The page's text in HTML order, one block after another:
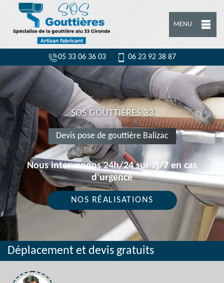
MENU
05 33 06 36 03 06 23 92 38 87
SOS GOUTTIÈRES 33
Devis pose de gouttière Balizac
Nous intervenons 24h/24 sur 7j/7 en cas
d'urgence
NOS RÉALISATIONS
Déplacement et devis gratuits